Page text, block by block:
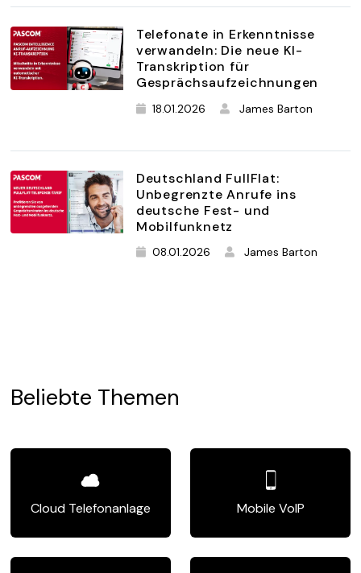
Telefonate in Erkenntnisse
verwandeln: Die neue KI-
Transkription für
Gesprächsaufzeichnungen
18.01.2026 James Barton
Deutschland FullFlat:
Unbegrenzte Anrufe ins
deutsche Fest- und
Mobilfunknetz
08.01.2026 James Barton
Beliebte Themen
Cloud Telefonanlage Mobile VoIP